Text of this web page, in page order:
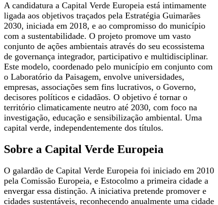
A candidatura a Capital Verde Europeia está intimamente
ligada aos objetivos traçados pela Estratégia Guimarães
2030, iniciada em 2018, e ao compromisso do município
com a sustentabilidade. O projeto promove um vasto
conjunto de ações ambientais através do seu ecossistema
de governança integrador, participativo e multidisciplinar.
Este modelo, coordenado pelo município em conjunto com
o Laboratório da Paisagem, envolve universidades,
empresas, associações sem fins lucrativos, o Governo,
decisores políticos e cidadãos. O objetivo é tornar o
território climaticamente neutro até 2030, com foco na
investigação, educação e sensibilização ambiental. Uma
capital verde, independentemente dos títulos.
Sobre a Capital Verde Europeia
O galardão de Capital Verde Europeia foi iniciado em 2010
pela Comissão Europeia, e Estocolmo a primeira cidade a
envergar essa distinção. A iniciativa pretende promover e
cidades sustentáveis, reconhecendo anualmente uma cidade